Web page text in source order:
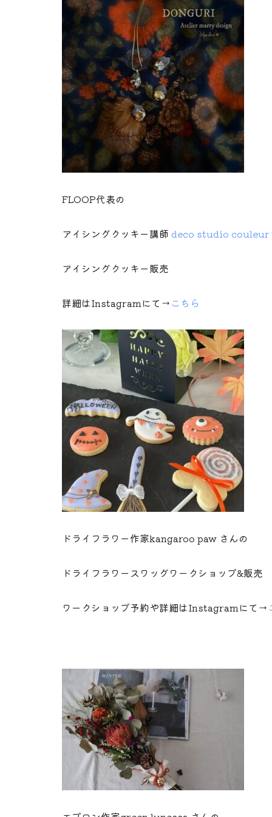
FLOOP代表の
アイシングクッキー講師 deco studio couleur
アイシングクッキー販売
詳細はInstagramにて→こちら
ドライフラワー作家kangaroo paw さんの
ドライフラワースワッグワークショップ&販売
ワークショップ予約や詳細はInstagramにて→